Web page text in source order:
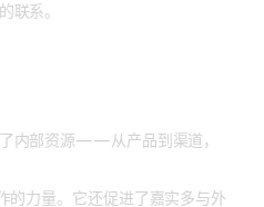
联系。
内部资源——从产品到渠道，
力量。它还促进了嘉实多与外